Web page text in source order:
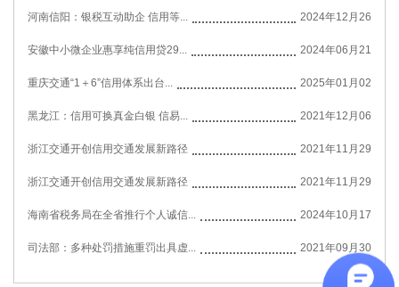
河南信阳：银税互动助企 信用等... 2024年12月26
安徽中小微企业惠享纯信用贷29... 2024年06月21
重庆交通“1＋6”信用体系出台... 2025年01月02
黑龙江：信用可换真金白银 信易... 2021年12月06
浙江交通开创信用交通发展新路径 2021年11月29
浙江交通开创信用交通发展新路径 2021年11月29
海南省税务局在全省推行个人诚信... 2024年10月17
司法部：多种处罚措施重罚出具虚... 2021年09月30